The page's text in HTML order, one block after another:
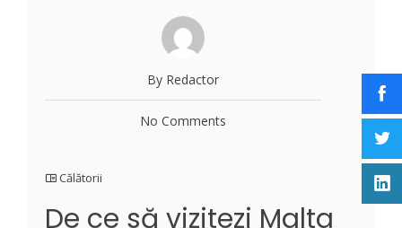
By Redactor
No Comments
Călătorii
De ce să vizitezi Malta